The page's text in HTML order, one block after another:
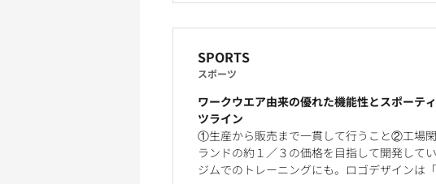
SPORTS
スポーツ
ワークウエア由来の優れた機能性とスポーテ
ツライン
①生産から販売まで一貫して行うこと②工場
ランドの約１／３の価格を目指して開発して
ジムでのトレーニングにも。ロゴデザインは